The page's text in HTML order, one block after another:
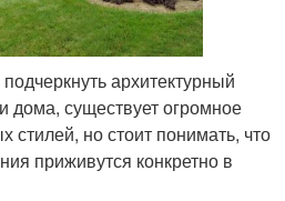
архитектурный
дома, существует огромное
но стоит понимать, что
приживутся конкретно в